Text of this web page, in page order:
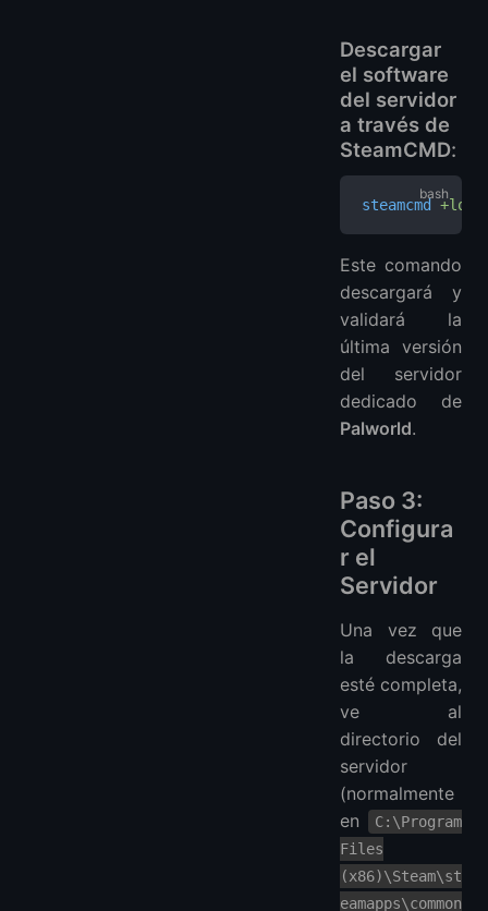
Descargar
el software
del servidor
a través de
SteamCMD:
steamcmd
Este comando
descargará y
validará la
última versión
del servidor
dedicado de
Palworld.
Paso 3:
Configura
r el
Servidor
Una vez que
la descarga
esté completa,
ve al
directorio del
servidor
(normalmente
en
C:\Program
Files
(x86)\Steam\st
eamapps\common